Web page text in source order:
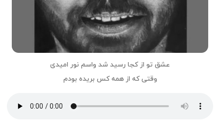
عشق تو از کجا رسید شد واسم نور امیدی
وقتی که از همه کس بریده بودم